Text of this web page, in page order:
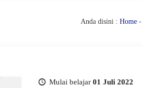
Anda disini : Home-
Mulai belajar 01 Juli 2022